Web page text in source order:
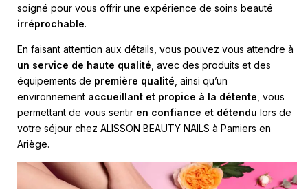
soigné pour vous offrir une expérience de soins beauté
irréprochable.
En faisant attention aux détails, vous pouvez vous attendre à
un service de haute qualité, avec des produits et des
équipements de première qualité, ainsi qu’un
environnement accueillant et propice à la détente, vous
permettant de vous sentir en confiance et détendu lors de
votre séjour chez ALISSON BEAUTY NAILS à Pamiers en
Ariège.